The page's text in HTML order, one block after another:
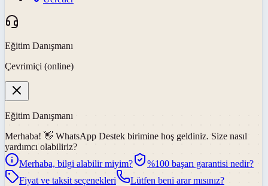
Eğitim Danışmanı
Çevrimiçi (online)
Eğitim Danışmanı
Merhaba! 👋 WhatsApp Destek birimine hoş geldiniz. Size nasıl
yardımcı olabiliriz?
Merhaba, bilgi alabilir miyim?
%100 başarı garantisi nedir?
Fiyat ve taksit seçenekleri
Lütfen beni arar mısınız?